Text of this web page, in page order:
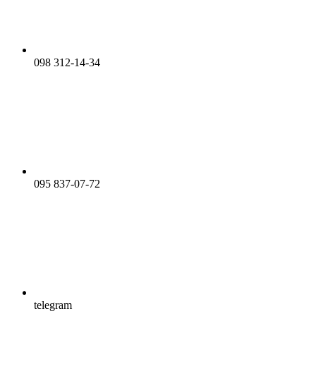
098 312-14-34
095 837-07-72
telegram